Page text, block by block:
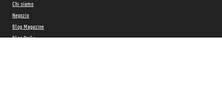
Chi siamo
Negozio
Blog Magazine
Blog Daily